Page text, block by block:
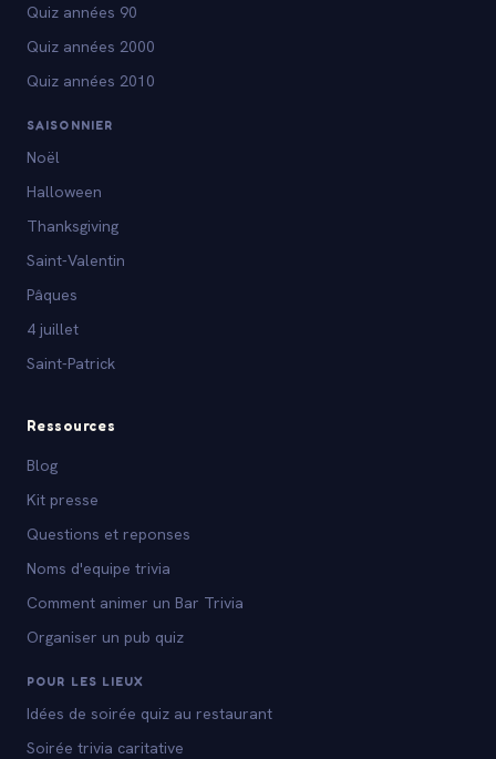
Quiz années 90
Quiz années 2000
Quiz années 2010
SAISONNIER
Noël
Halloween
Thanksgiving
Saint-Valentin
Pâques
4 juillet
Saint-Patrick
Ressources
Blog
Kit presse
Questions et reponses
Noms d'equipe trivia
Comment animer un Bar Trivia
Organiser un pub quiz
POUR LES LIEUX
Idées de soirée quiz au restaurant
Soirée trivia caritative